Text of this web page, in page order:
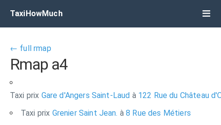
TaxiHowMuch
← full rmap
Rmap a4
Taxi prix Gare d'Angers Saint-Laud à122 Rue du Château
Taxi prix Grenier Saint Jean. à 8 Rue des Métiers